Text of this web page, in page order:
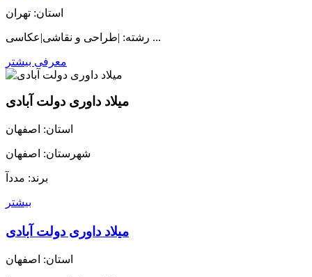
استان: تهران
رشته: |طراحی و نقاشی|عکاسی ...
معرفی بیشتر
میلاد داوری دولت آبادی
استان: اصفهان
شهرستان: اصفهان
برند: مددآ
بیشتر
میلاد داوری دولت آبادی
استان: اصفهان